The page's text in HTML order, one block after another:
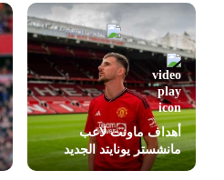
أهداف ماونت لاعب
مانشستر يونايتد الجديد